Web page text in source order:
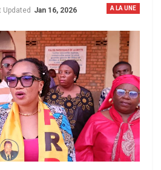
A LA UNE
Updated Jan 16, 2026